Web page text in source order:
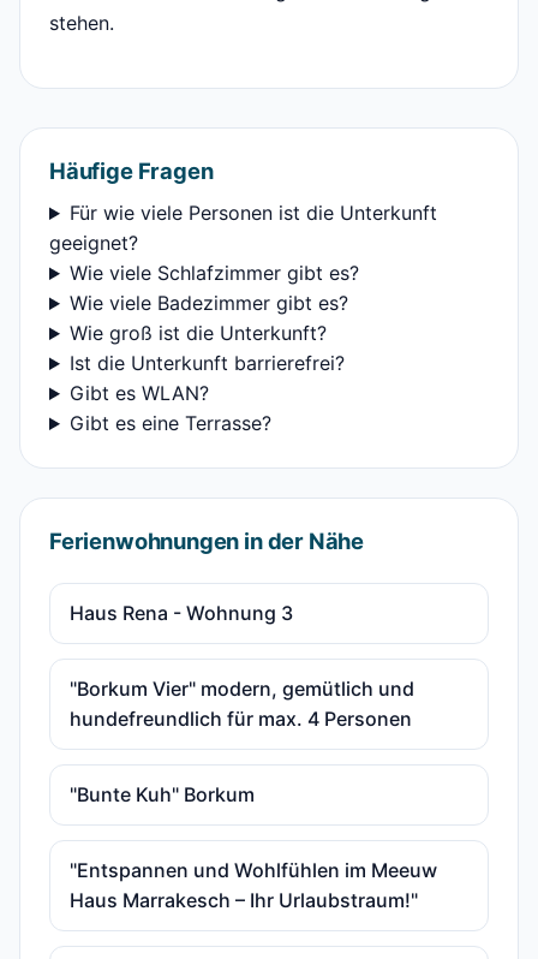
stehen.
Häufige Fragen
Für wie viele Personen ist die Unterkunft
geeignet?
Wie viele Schlafzimmer gibt es?
Wie viele Badezimmer gibt es?
Wie groß ist die Unterkunft?
Ist die Unterkunft barrierefrei?
Gibt es WLAN?
Gibt es eine Terrasse?
Ferienwohnungen in der Nähe
Haus Rena - Wohnung 3
"Borkum Vier" modern, gemütlich und
hundefreundlich für max. 4 Personen
"Bunte Kuh" Borkum
"Entspannen und Wohlfühlen im Meeuw
Haus Marrakesch – Ihr Urlaubstraum!"